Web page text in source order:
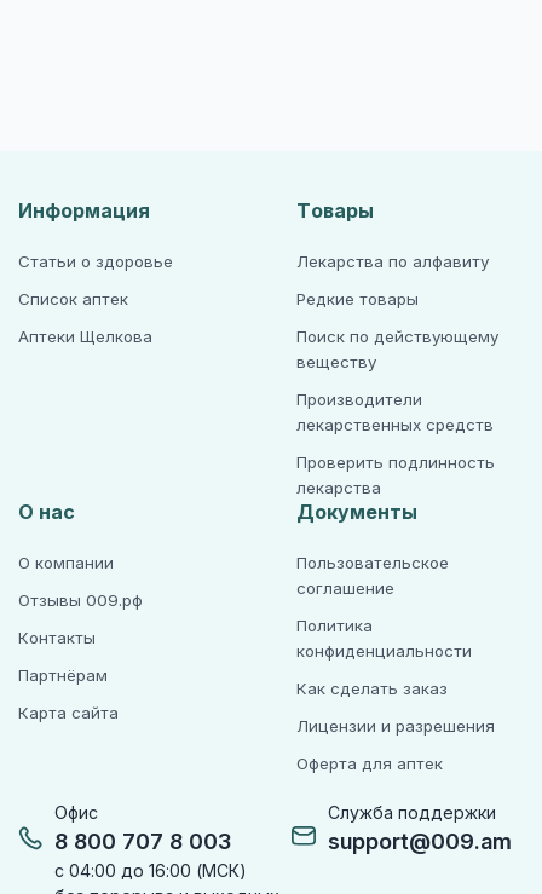
Офис
8 800 707 8 003
с 04:00 до 16:00 (МСК)
Служба поддержки
support@009.am
Информация
Статьи о здоровье
Список аптек
Аптеки Щелкова
Товары
Лекарства по алфавиту
Редкие товары
Поиск по действующему
веществу
Производители
лекарственных средств
Проверить подлинность
лекарства
О нас
О компании
Отзывы 009.рф
Контакты
Партнёрам
Карта сайта
Документы
Пользовательское
соглашение
Политика
конфиденциальности
Как сделать заказ
Лицензии и разрешения
Оферта для аптек